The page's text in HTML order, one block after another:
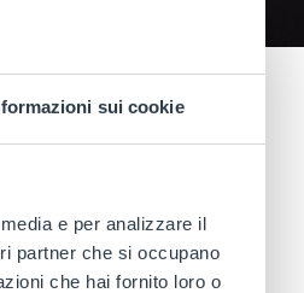
sui cookie
e per analizzare il
partner che si occupano
che hai fornito loro o